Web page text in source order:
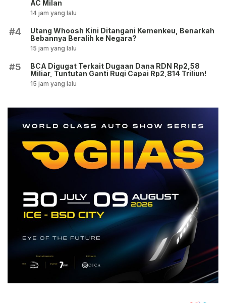
AC Milan
14 jam yang lalu
#4
Utang Whoosh Kini Ditangani Kemenkeu, Benarkah
Bebannya Beralih ke Negara?
15 jam yang lalu
#5
BCA Digugat Terkait Dugaan Dana RDN Rp2,58
Miliar, Tuntutan Ganti Rugi Capai Rp2,814 Triliun!
15 jam yang lalu